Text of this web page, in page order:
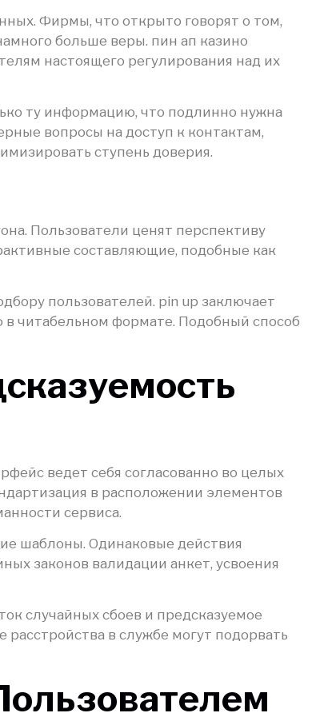
Фирмы, что открыто говорят о том,
больше веры. пин ап казино
настоящего регулирования над их
ту информацию, что подлинно нужна
вопросы на доступ к контактам,
ступень доверия.
Пользователи ценят перспективу
составляющие, подобные как
пользователей. pin up заключает
читабельном формате. Подобный способ
ведет себя согласованно во целых
в расположении элементов
сервиса.
шаблоны. Одинаковые действия
законов валидации анкет, усвоения
случайных сбоев и предсказуемое
в службе могут подорвать